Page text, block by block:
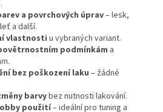
a povrchových úprav– lesk,
a další.
vlastnostiu vybraných variant.
podmínkám a
bez poškození laku – žádné
barvybez nutnosti lakování.
použití– ideální pro tuning a